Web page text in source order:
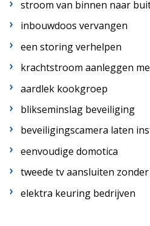
stroom van binnen naar
inbouwdoos vervangen
een storing verhelpen
krachtstroom aanleggen
aardlek kookgroep
blikseminslag beveiliging
beveiligingscamera laten
eenvoudige domotica
tweede tv aansluiten
elektra keuring bedrijven